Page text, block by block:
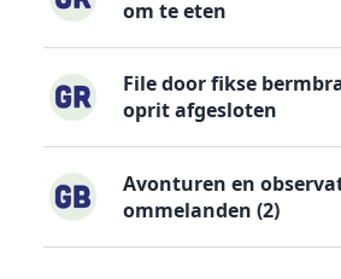
om te eten
File door fikse
oprit afgesloten
Avonturen en
ommelanden (2)